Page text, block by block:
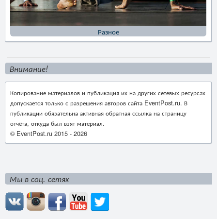
Разное
Внимание!
Копирование материалов и публикация их на других сетевых ресурсах
допускается только с разрешения авторов сайта EventPost.ru. В
публикации обязательна активная обратная ссылка на страницу
отчёта, откуда был взят материал.
© EventPost.ru 2015 - 2026
Мы в соц. сетях